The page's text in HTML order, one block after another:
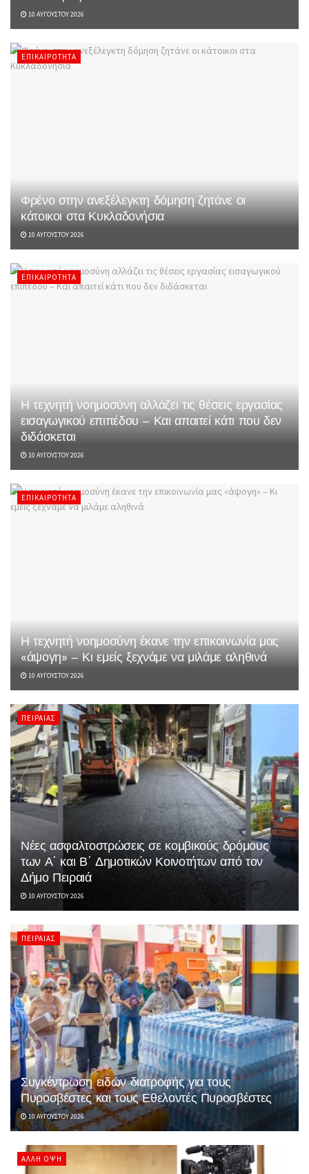
10 ΑΥΓΟΎΣΤΟΥ 2026
ΕΠΙΚΑΙΡΌΤΗΤΑ
Φρένο στην ανεξέλεγκτη δόμηση ζητάνε οι
κάτοικοι στα Κυκλαδονήσια
10 ΑΥΓΟΎΣΤΟΥ 2026
ΕΠΙΚΑΙΡΌΤΗΤΑ
Η τεχνητή νοημοσύνη αλλάζει τις θέσεις εργασίας
εισαγωγικού επιπέδου – Και απαιτεί κάτι που δεν
διδάσκεται
10 ΑΥΓΟΎΣΤΟΥ 2026
ΕΠΙΚΑΙΡΌΤΗΤΑ
Η τεχνητή νοημοσύνη έκανε την επικοινωνία μας
«άψογη» – Κι εμείς ξεχνάμε να μιλάμε αληθινά
10 ΑΥΓΟΎΣΤΟΥ 2026
ΠΕΙΡΑΙΆΣ
Νέες ασφαλτοστρώσεις σε κομβικούς δρόμους
των Α΄ και Β΄ Δημοτικών Κοινοτήτων από τον
Δήμο Πειραιά
10 ΑΥΓΟΎΣΤΟΥ 2026
ΠΕΙΡΑΙΆΣ
Συγκέντρωση ειδών διατροφής για τους
Πυροσβέστες και τους Εθελοντές Πυροσβέστες
10 ΑΥΓΟΎΣΤΟΥ 2026
ΆΛΛΗ ΌΨΗ